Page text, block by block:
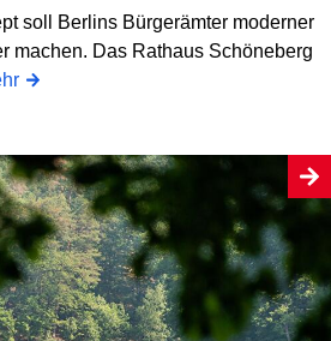
soll Berlins Bürgerämter moderner
machen. Das Rathaus Schöneberg